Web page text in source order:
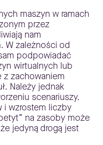
maszyn w ramach
przez
nam
W zależności od
podpowiadać
wirtualnych lub
z zachowaniem
Należy jednak
scenariuszy.
i wzrostem liczby
na zasoby może
jedyną drogą jest